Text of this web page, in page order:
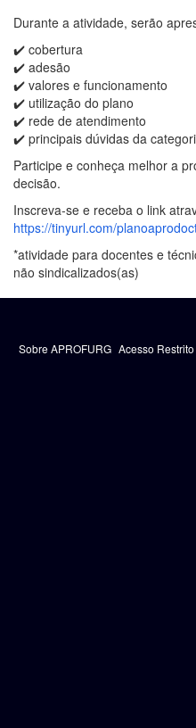
Durante a atividade, serão
✔️ cobertura
✔️ adesão
✔️ valores e funcionamento
✔️ utilização do plano
✔️ rede de atendimento
✔️ principais dúvidas da
Participe e conheça melhor a
decisão.
Inscreva-se e receba o link
https://tinyurl.com/
*atividade para docentes e
não sindicalizados(as)
Sobre APROFURG Acesso Restrito